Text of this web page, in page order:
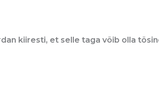
kiiresti, et selle taga võib olla